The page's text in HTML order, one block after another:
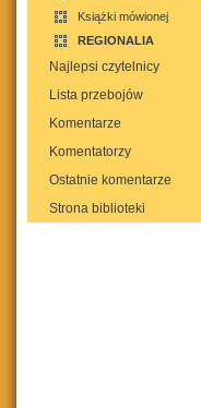
Książki mówionej
REGIONALIA
Najlepsi czytelnicy
Lista przebojów
Komentarze
Komentatorzy
Ostatnie komentarze
Strona biblioteki